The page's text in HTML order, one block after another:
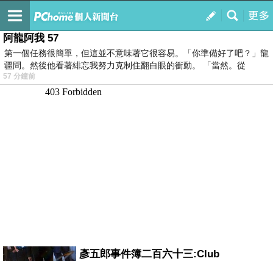
我的
最新文章
阿龍阿我 57
第一個任務很簡單，但這並不意味著它很容易。「你準備好了吧？」龍
疆問。然後他看著緋忘我努力克制住翻白眼的衝動。 「當然。從
57 分鐘前
彥五郎事件簿二百六十三:Club